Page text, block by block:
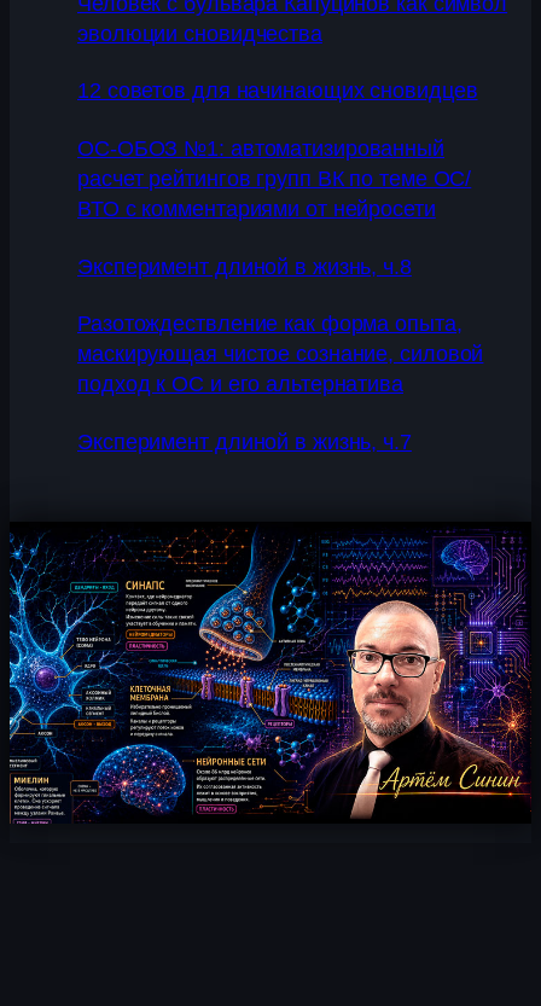
эволюции сновидчества
12 советов для начинающих сновидцев
ОС-ОБОЗ №1: автоматизированный
расчет рейтингов групп ВК по теме ОС/
ВТО с комментариями от нейросети
Эксперимент длиной в жизнь, ч.8
Разотождествление как форма опыта,
маскирующая чистое сознание, силовой
подход к ОС и его альтернатива
Эксперимент длиной в жизнь, ч.7